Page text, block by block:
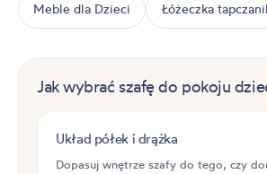
Meble dla Dzieci Łóżeczka
Jak wybrać szafę do pokoju
Układ półek i drążka
Dopasuj wnętrze szafy do tego, czy